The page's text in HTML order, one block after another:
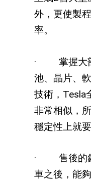
外，更使製
率。
· 掌握大
池、晶片、
技術， Tesla
非常相似，
穩定性上就
· 售後的
車之後，能